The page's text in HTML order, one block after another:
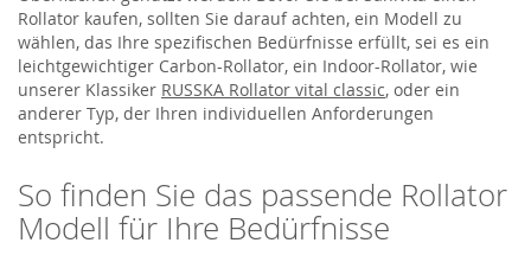
Rollator kaufen, sollten Sie darauf achten, ein Modell zu
wählen, das Ihre spezifischen Bedürfnisse erfüllt, sei es ein
leichtgewichtiger Carbon-Rollator, ein Indoor-Rollator, wie
unserer Klassiker RUSSKA Rollator vital classic, oder ein
anderer Typ, der Ihren individuellen Anforderungen
entspricht.
So finden Sie das passende Rollator
Modell für Ihre Bedürfnisse